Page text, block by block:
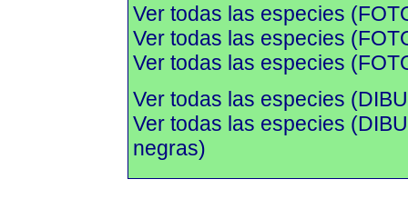
Ver todas las especies
Ver todas las especies
Ver todas las especies
Ver todas las especies
Ver todas las especies
negras)